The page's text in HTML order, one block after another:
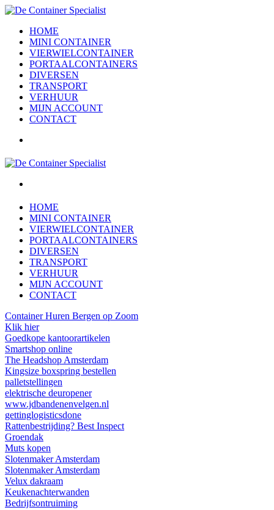
HOME
MINI CONTAINER
VIERWIELCONTAINER
PORTAALCONTAINERS
DIVERSEN
TRANSPORT
VERHUUR
MIJN ACCOUNT
CONTACT
HOME
MINI CONTAINER
VIERWIELCONTAINER
PORTAALCONTAINERS
DIVERSEN
TRANSPORT
VERHUUR
MIJN ACCOUNT
CONTACT
Container Huren Bergen op Zoom
Klik hier
Goedkope kantoorartikelen
Smartshop online
The Headshop Amsterdam
Kingsize boxspring bestellen
palletstellingen
elektrische deuropener
www.jdbandenenvelgen.nl
gettinglogisticsdone
Rattenbestrijding? Best Inspect
Groendak
Muts kopen
Slotenmaker Amsterdam
Slotenmaker Amsterdam
Velux dakraam
Keukenachterwanden
Bedrijfsontruiming